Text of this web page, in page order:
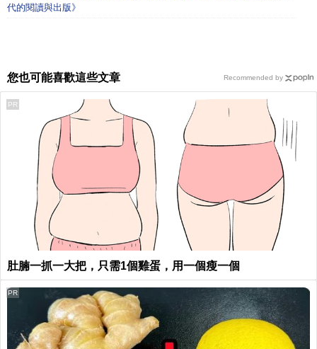
代的閱讀與出版》
您也可能喜歡這些文章
肚腩一抓一大把，只需1個雞蛋，用一個瘦一個
PR
PR
Recommended by